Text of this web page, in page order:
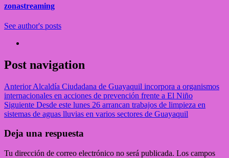
zonastreaming
See author's posts
Post navigation
AnteriorAlcaldía Ciudadana de Guayaquil incorpora a organismos
internacionales en acciones de prevención frente a El Niño
Siguiente Desde este lunes 26 arrancan trabajos de limpieza en
sistemas de aguas lluvias en varios sectores de Guayaquil
Deja una respuesta
Tu dirección de correo electrónico no será publicada. Los campos